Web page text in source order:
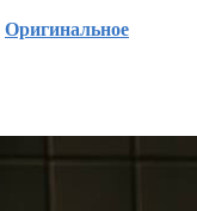
Оригинальное